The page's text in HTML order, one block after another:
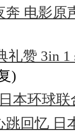
奔 电影
礼赞 3in
)
本环球
跳回忆